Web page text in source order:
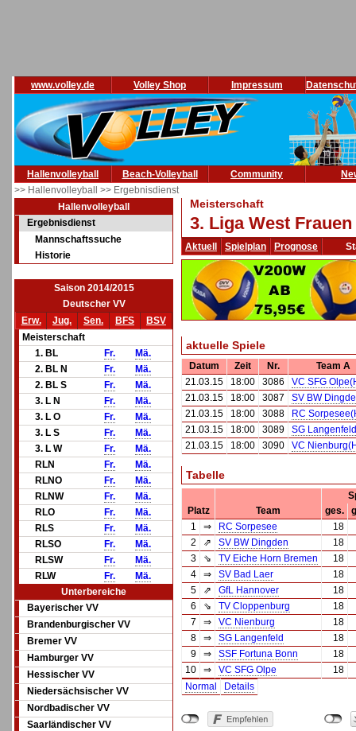
www.volley.de Volley Shop Impressum
Hallenvolleyball Beach-Volleyball Community
>> Hallenvolleyball >> Ergebnisdienst
Hallenvolleyball
Ergebnisdienst
Mannschaftssuche
Historie
Saison 2014/2015
Deutscher VV
Erw.
Jug. Sen. BFS
BSV
Meisterschaft
1. BL
Fr.
Mä.
2. BL N
Fr.
Mä.
2. BL S
Fr.
Mä.
3. L N
Fr.
Mä.
3. L O
Fr.
Mä.
3. L S
Fr.
Mä.
3. L W
Fr.
Mä.
RLN
Fr.
Mä.
RLNO
Fr.
Mä.
RLNW
Fr.
Mä.
RLO
Fr.
Mä.
RLS
Fr.
Mä.
RLSO
Fr.
Mä.
RLSW
Fr.
Mä.
RLW
Fr.
Mä.
Unterbereiche
Bayerischer VV
Brandenburgischer VV
Bremer VV
Hamburger VV
Hessischer VV
Niedersächsischer VV
Nordbadischer VV
Saarländischer VV
Meisterschaft
3. Liga West
Aktuell Spielplan Prognose
aktuelle Spiele
Datum Zeit Nr.
Team A
21.03.15
18:00 3086
VC SFG
21.03.15
18:00 3087
SV BW
21.03.15
18:00 3088
RC
21.03.15
18:00 3089
SG
21.03.15
18:00 3090 VC
Tabelle
Platz
Team ges.
1
⇒ RC Sorpesee
18
2
⇗ SV BW Dingden
18
3
⇘ TV Eiche Horn Bremen
18
4
⇒ SV Bad Laer
18
5
⇗ GfL Hannover
18
6
⇘ TV Cloppenburg
18
7
⇒ VC Nienburg
18
8
⇒ SG Langenfeld
18
9
⇒ SSF Fortuna Bonn
18
10
⇒ VC SFG Olpe
18
Normal
Details